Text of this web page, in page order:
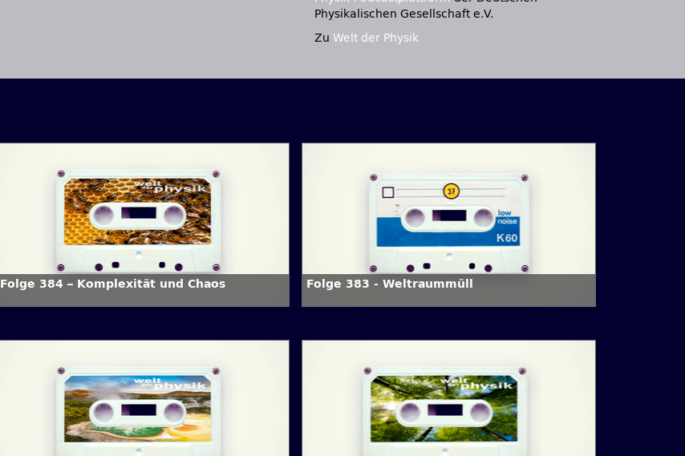
Physikalischen Gesellschaft e.V.
Zu Welt der Physik
Folge 384 – Komplexität und Chaos Folge 383 - Weltraummüll